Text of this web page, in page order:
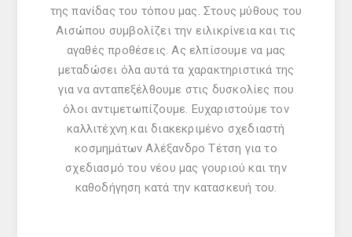
της πανίδας του τόπου μας. Στους μύθους του
Αισώπου συμβολίζει την ειλικρίνεια και τις
αγαθές προθέσεις. Ας ελπίσουμε να μας
μεταδώσει όλα αυτά τα χαρακτηριστικά της
για να ανταπεξέλθουμε στις δυσκολίες που
όλοι αντιμετωπίζουμε. Ευχαριστούμε τον
καλλιτέχνη και διακεκριμένο σχεδιαστή
κοσμημάτων Αλέξανδρο Τέτση για το
σχεδιασμό του νέου μας γουριού και την
καθοδήγηση κατά την κατασκευή του.